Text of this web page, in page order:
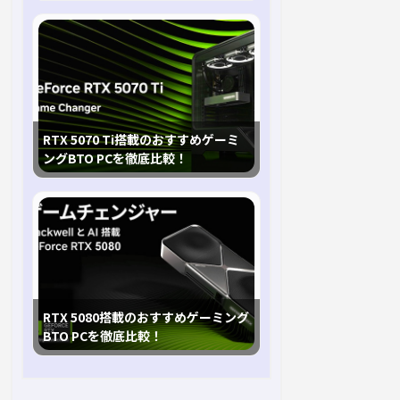
RTX 5070 Ti搭載のおすすめゲーミ
ングBTO PCを徹底比較！
RTX 5080搭載のおすすめゲーミング
BTO PCを徹底比較！